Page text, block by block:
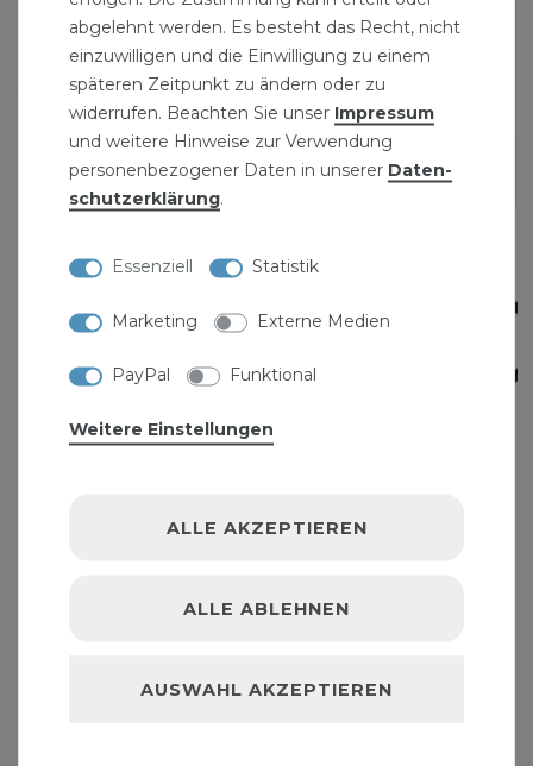
abgelehnt werden. Es besteht das Recht, nicht
einzuwilligen und die Einwilligung zu einem
späteren Zeitpunkt zu ändern oder zu
widerrufen. Beachten Sie unser Impressum
und weitere Hinweise zur Verwendung
personenbezogener Daten in unserer Daten­
schutz­erklärung.
Essenziell Statistik
Marketing Externe Medien
PayPal Funktional
Weitere Einstellungen
ALLE AKZEPTIEREN
ALLE ABLEHNEN
AUSWAHL AKZEPTIEREN